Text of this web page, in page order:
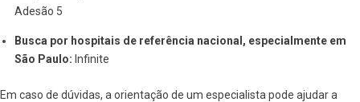
Adesão 5
Busca por hospitais de referência nacional, especialmente em
São Paulo: Infinite
Em caso de dúvidas, a orientação de um especialista pode ajudar a